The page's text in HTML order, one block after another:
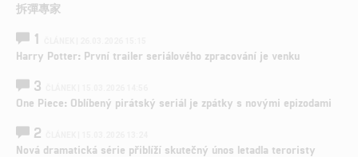
拆彈專家
1
Harry Potter: První trailer seriálového zpracování je venku
3
One Piece: Oblíbený pirátský seriál je zpátky s novými epizodami
2
Nová dramatická série přiblíží skutečný únos letadla teroristy